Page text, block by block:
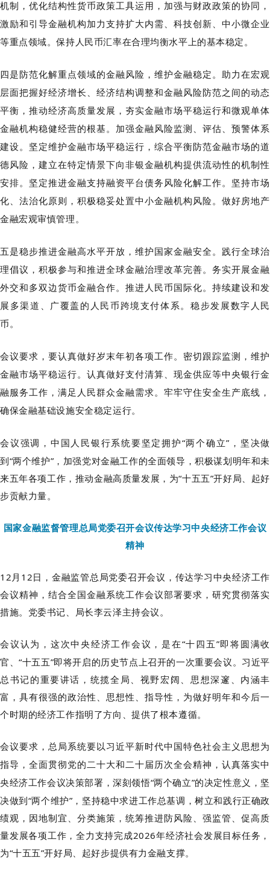
机制，优化结构性货币政策工具运用， 加强与财政政策的协同，
激励和引导金融机构加力支持扩大内需、科技创新、中小微企业
等重点领域。保持人民币汇率在合理均衡水平上的基本稳定。
四是防范化解重点领域的金融风险，维护金融稳定。助力在宏观
层面把握好经济增长、经济结构调整和金融风险防范之间的动态
平衡，推动经济高质量发展，夯实金融市场平稳运行和微观单体
金融机构稳健经营的根基。加强金融风险监测、评估、预警体系
建设。坚定维护金融市场平稳运行，综合平衡防范金融市场的道
德风险，建立在特定情景下向非银金融机构提供流动性的机制性
安排。坚定推进金融支持融资平台债务风险化解工作。坚持市场
化、法治化原则，积极稳妥处置中小金融机构风险。做好房地产
金融宏观审慎管理。
五是稳步推进金融高水平开放，维护国家金融安全。 践行全球治
理倡议，积极参与和推进全球金融治理改革完善。务实开展金融
外交和多双边货币金融合作。推进人民币国际化。持续建设和发
展多渠道、广覆盖的人民币跨境支付体系。稳步发展数字人民
币。
会议要求，要认真做好岁末年初各项工作。密切跟踪监测，维护
金融市场平稳运行。认真做好支付清算、现金供应等中央银行金
融服务工作，满足人民群众金融需求。牢牢守住安全生产底线，
确保金融基础设施安全稳定运行。
会议强调， 中国人民银行系统要坚定拥护“两个确立”，坚决做
到“两个维护”，加强党对金融工作的全面领导，积极谋划明年和未
来五年各项工作，推动金融高质量发展，为“十五五”开好局、起好
步贡献力量。
国家金融监督管理总局党委召开会议传达学习中央经济工作会议
精神
12月12日，金融监管总局党委召开会议，传达学习中央经济工作
会议精神，结合全国金融系统工作会议部署要求，研究贯彻落实
措施。党委书记、局长李云泽主持会议。
会议认为，这次中央经济工作会议，是在“十四五”即将圆满收
官、“十五五”即将开启的历史节点上召开的一次重要会议。习近平
总书记的重要讲话，统揽全局、视野宏阔、思想深邃、内涵丰
富，具有很强的政治性、思想性、指导性，为做好明年和今后一
个时期的经济工作指明了方向、提供了根本遵循。
会议要求，总局系统要以习近平新时代中国特色社会主义思想为
指导，全面贯彻党的二十大和二十届历次全会精神，认真落实中
央经济工作会议决策部署，深刻领悟“两个确立”的决定性意义，坚
决做到“两个维护”，坚持稳中求进工作总基调，树立和践行正确政
绩观，因地制宜、分类施策，统筹推进防风险、强监管、促高质
量发展各项工作，全力支持完成2026年经济社会发展目标任务，
为“十五五”开好局、起好步提供有力金融支撑。